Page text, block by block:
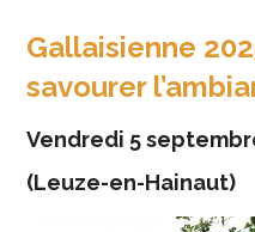
Gallaisienne
savourer
Vendredi 5
(Leuze-en-Hainaut)